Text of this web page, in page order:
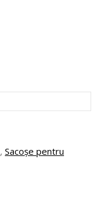
, Sacoșe pentru